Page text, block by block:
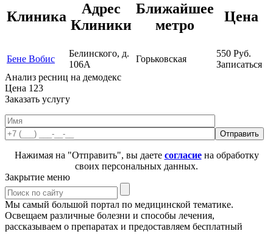
Клиника
Адрес
Клиники
Ближайшее
метро
Цена
Бене Вобис
Белинского, д.
106А
Горьковская
550 Руб.
Записаться
Анализ ресниц на демодекс
Цена 123
Заказать услугу
Нажимая на "Отправить", вы даете согласиена обработку
своих персональных данных.
Закрытие меню
Мы самый большой портал по медицинской тематике.
Освещаем различные болезни и способы лечения,
рассказываем о препаратах и предоставляем бесплатный